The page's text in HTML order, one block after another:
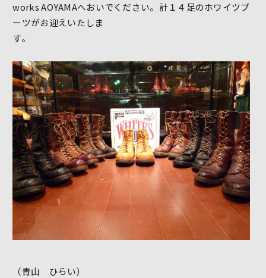
works AOYAMAへおいでください。計１４足のホワイツブ
ーツがお迎えいたしま
（青山 ひらい）